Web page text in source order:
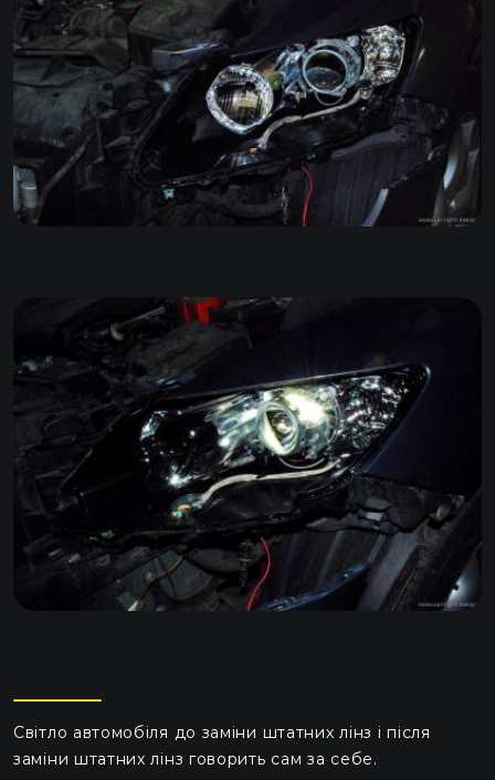
Світло автомобіля до заміни штатних лінз і після
заміни штатних лінз говорить сам за себе.